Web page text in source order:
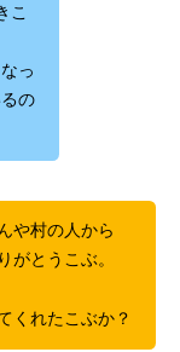
こ
っ
の
や村の人から
がとうこぶ。
くれたこぶか？